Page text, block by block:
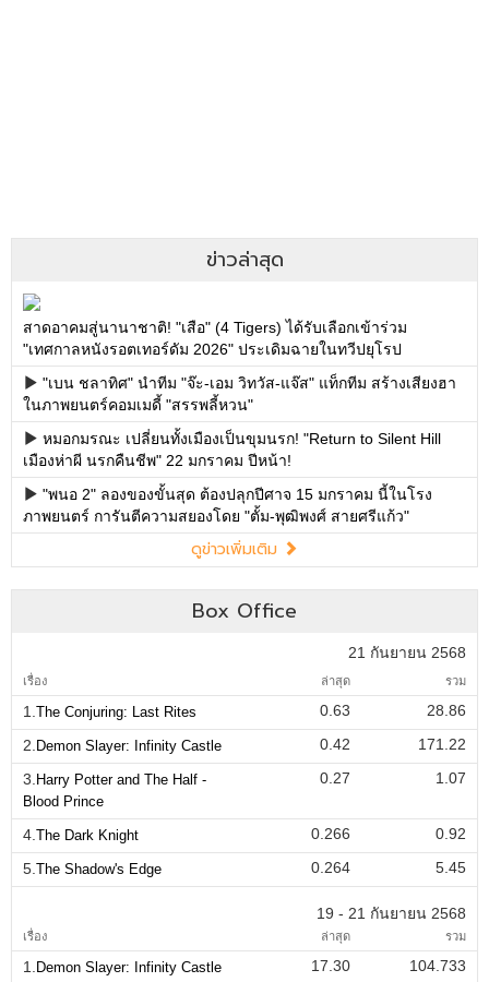
ข่าวล่าสุด
สาดอาคมสู่นานาชาติ! "เสือ" (4 Tigers) ได้รับเลือกเข้าร่วม
"เทศกาลหนังรอตเทอร์ดัม 2026" ประเดิมฉายในทวีปยุโรป
"เบน ชลาทิศ" นำทีม "จ๊ะ-เอม วิทวัส-แจ๊ส" แท็กทีม สร้างเสียงฮา
ในภาพยนตร์คอมเมดี้ "สรรพลี้หวน"
หมอกมรณะ เปลี่ยนทั้งเมืองเป็นขุมนรก! "Return to Silent Hill
เมืองห่าผี นรกคืนชีพ" 22 มกราคม ปีหน้า!
"พนอ 2" ลองของขั้นสุด ต้องปลุกปีศาจ 15 มกราคม นี้ในโรง
ภาพยนตร์ การันตีความสยองโดย "ตั้ม-พุฒิพงศ์ สายศรีแก้ว"
ดูข่าวเพิ่มเติม
Box Office
21 กันยายน 2568
เรื่อง ล่าสุด รวม
1. The Conjuring: Last Rites 0.63
28.86
2. Demon Slayer: Infinity Castle 0.42
171.22
3. Harry Potter and The Half -
Blood Prince
0.27 1.07
4. The Dark Knight 0.266
0.92
5. The Shadow's Edge 0.264 5.45
19 - 21 กันยายน 2568
เรื่อง ล่าสุด รวม
1. Demon Slayer: Infinity Castle 17.30 104.733